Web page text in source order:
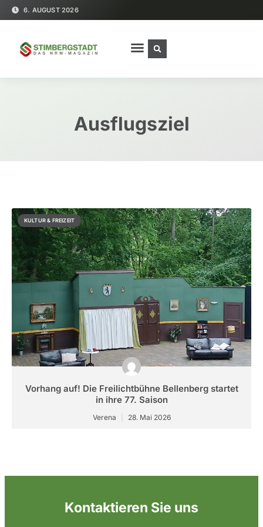
6. AUGUST 2026
Ausflugsziel
KULTUR & FREIZEIT
Vorhang auf! Die Freilichtbühne Bellenberg startet
in ihre 77. Saison
Verena 28. Mai 2026
Kontaktieren Sie uns